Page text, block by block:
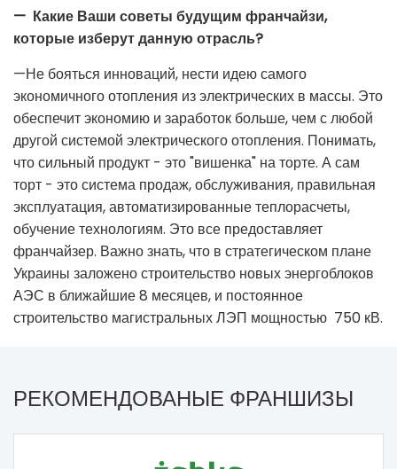
— Какие Ваши советы будущим франчайзи,
которые изберут данную отрасль?
—Не бояться инноваций, нести идею самого
экономичного отопления из электрических в массы. Это
обеспечит экономию и заработок больше, чем с любой
другой системой электрического отопления. Понимать,
что сильный продукт - это "вишенка" на торте. А сам
торт - это система продаж, обслуживания, правильная
эксплуатация, автоматизированные теплорасчеты,
обучение технологиям. Это все предоставляет
франчайзер. Важно знать, что в стратегическом плане
Украины заложено строительство новых энергоблоков
АЭС в ближайшие 8 месяцев, и постоянное
строительство магистральных ЛЭП мощностью 750 кВ.
РЕКОМЕНДОВАНЫЕ ФРАНШИЗЫ